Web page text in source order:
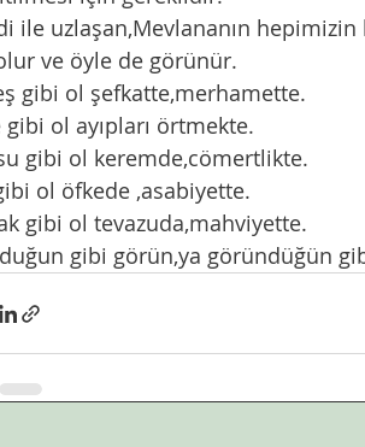
ve öyle de görünür.
gibi ol şefkatte,merhamette.
gibi ol ayıpları örtmekte.
gibi ol keremde,cömertlikte.
ol öfkede ,asabiyette.
gibi ol tevazuda,mahviyette.
gibi görün,ya göründüğün